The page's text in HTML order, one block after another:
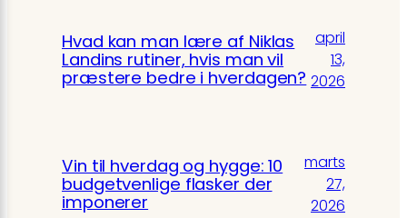
Hvad kan man lære af Niklas
Landins rutiner, hvis man vil
præstere bedre i hverdagen?
april
13,
2026
Vin til hverdag og hygge: 10
budgetvenlige flasker der
imponerer
marts
27,
2026